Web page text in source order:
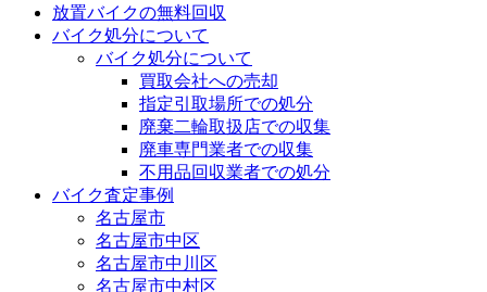
放置バイクの無料回収
バイク処分について
バイク処分について
買取会社への売却
指定引取場所での処分
廃棄二輪取扱店での収集
廃車専門業者での収集
不用品回収業者での処分
バイク査定事例
名古屋市
名古屋市中区
名古屋市中川区
名古屋市中村区